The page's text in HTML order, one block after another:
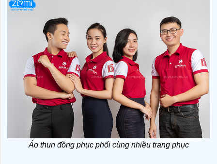
Áo thun đồng phục phối cùng nhiều trang phục